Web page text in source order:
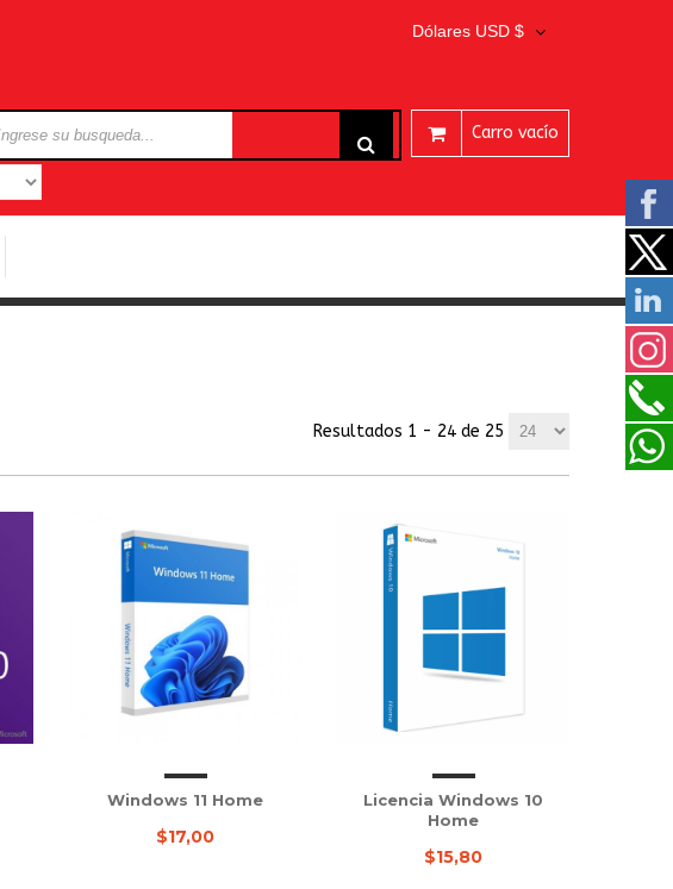
Dólares USD $
Carro vacío
Resultados 1 - 24 de 25
Windows 11 Home
$17,00
Licencia Windows 10
Home
$15,80